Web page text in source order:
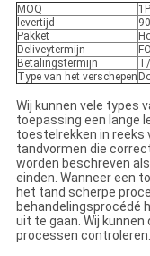
MOQ
levertijd
Pakket
Deliveytermijn
Betalingstermijn
Type van het verschepen
Wij kunnen vele types
toepassing een lange
toestelrekken in reeks
tandvormen die
worden beschreven
einden. Wanneer een
het tand scherpe
behandelingsprocédé
uit te gaan. Wij
processen controleren.